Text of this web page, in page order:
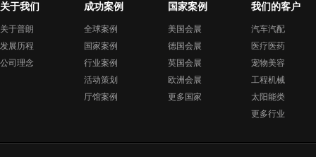
关于我们
关于普朗
发展历程
公司理念
成功案例
全球案例
国家案例
行业案例
活动策划
厅馆案例
国家案例
美国会展
德国会展
英国会展
欧洲会展
更多国家
我们的客户
汽车汽配
医疗医药
宠物美容
工程机械
太阳能类
更多行业